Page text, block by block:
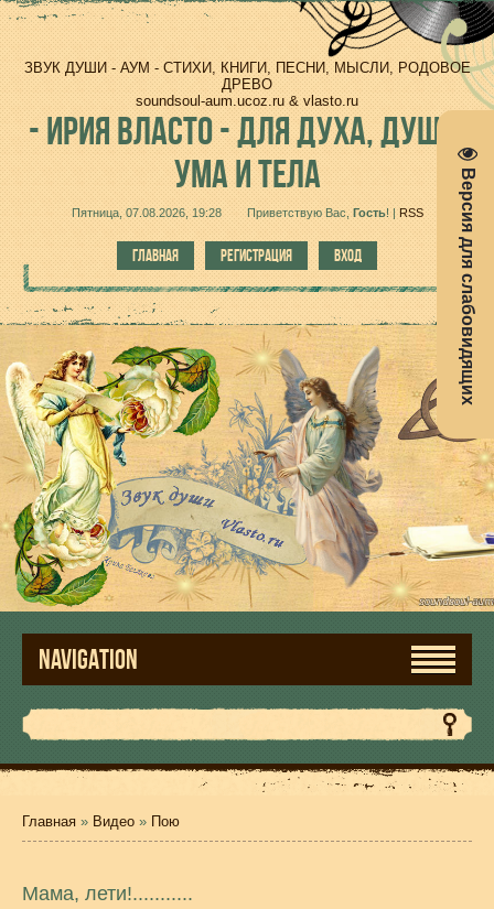
Версия для слабовидящих
ЗВУК ДУШИ - АУМ - СТИХИ, КНИГИ, ПЕСНИ, МЫСЛИ, РОДОВОЕ
ДРЕВО
soundsoul-aum.ucoz.ru & vlasto.ru
-ИРИЯ ВЛАСТО - ДЛЯ ДУХА, ДУШИ,
УМА И ТЕЛА
Пятница, 07.08.2026, 19:28 Приветствую Вас Гость!| RSS
ГЛАВНАЯ РЕГИСТРАЦИЯ ВХОД
NAVIGATION
Главная » Видео » Пою
Мама, лети!...........